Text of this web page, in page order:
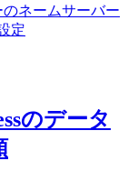
ネームサーバー
定
のデータ